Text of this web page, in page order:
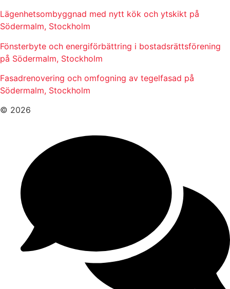
Lägenhetsombyggnad med nytt kök och ytskikt på
Södermalm, Stockholm
Fönsterbyte och energiförbättring i bostadsrättsförening
på Södermalm, Stockholm
Fasadrenovering och omfogning av tegelfasad på
Södermalm, Stockholm
© 2026